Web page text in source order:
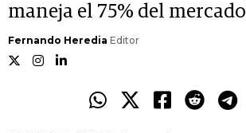
maneja el 75% del mercado
Fernando Heredia Editor